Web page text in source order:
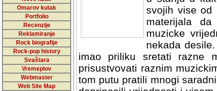
Omarov kutak
Portfolio
Recenzije
Reklamiranje
Rock biografije
Rock-pop history
Svaštara
Vremeplov
Webmaster
Web Site Map
svojih vise od
materijala
muzicke
nekada
imao priliku sretati razne
prisustvovati raznim
tom putu pratili mnogi